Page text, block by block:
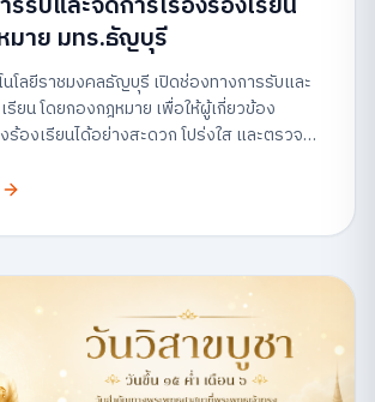
มาย มทร.ธัญบุรี
นโลยีราชมงคลธัญบุรี เปิดช่องทางการรับและ
ยน โดยกองกฎหมาย เพื่อให้ผู้เกี่ยวข้อง
ร้องเรียนได้อย่างสะดวก โปร่งใส และตรวจ